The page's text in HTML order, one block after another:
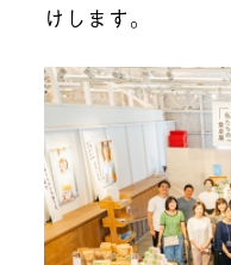
けします。